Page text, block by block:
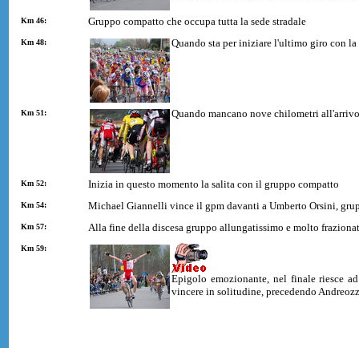
Km 46: Gruppo compatto che occupa tutta la sede stradale
Km 48: Quando sta per iniziare l'ultimo giro con
Km 51: Quando mancano nove chilometri
Km 52: Inizia in questo momento la salita con il gruppo compatto
Km 54: Michael Giannelli vince il gpm davanti a Umberto Orsini,
Km 57: Alla fine della discesa gruppo allungatissimo e molto
Km 59:
Epigolo emozionante, nel finale riesce
vincere in solitudine, precedendo